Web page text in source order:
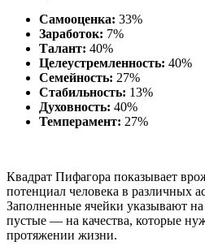
Самооценка: 33%
Заработок: 7%
Талант: 40%
Целеустремленность: 40%
Семейность: 27%
Стабильность: 13%
Духовность: 40%
Темперамент: 27%
Квадрат Пифагора показывает
потенциал человека в различных
Заполненные ячейки указывают
пустые — на качества, которые
протяжении жизни.